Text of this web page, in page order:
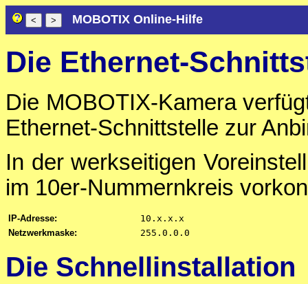
MOBOTIX Online-Hilfe
Die Ethernet-
Die MOBOTIX-Kamera
Ethernet-Schnittstelle zur
In der werkseitigen
im 10er-Nummernkreis
IP-Adresse:
10.x.x.x
Netzwerkmaske:
255.0.0.0
Die Schnellinstallation